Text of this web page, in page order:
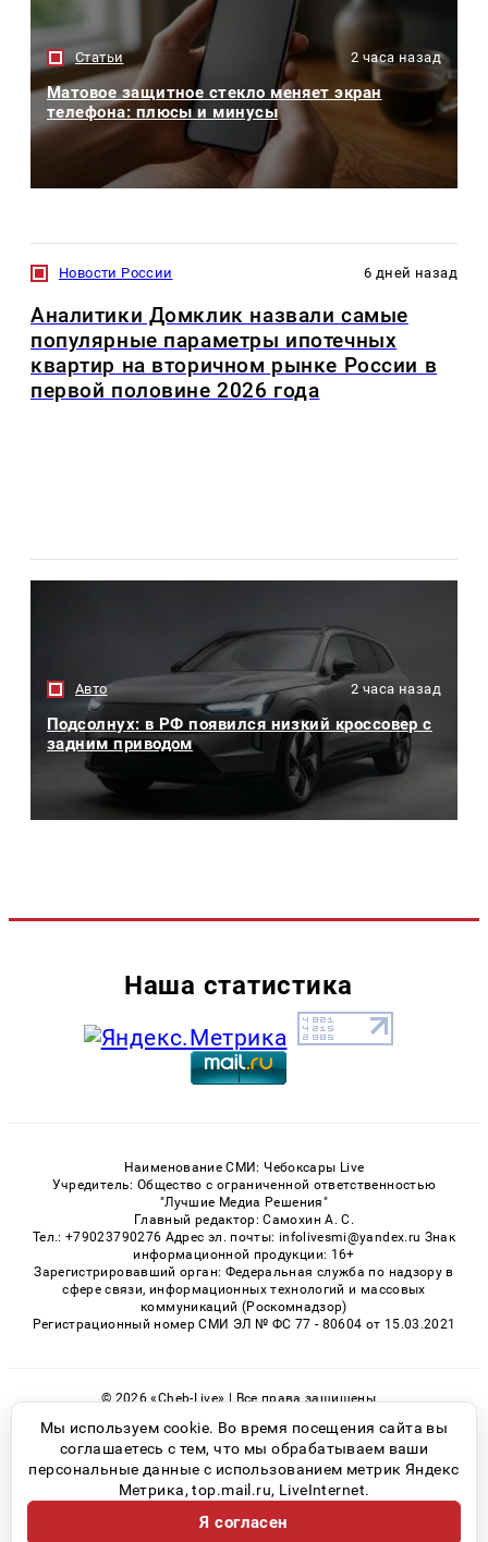
Статьи 2 часа назад
Матовое защитное стекло меняет экран
телефона: плюсы и минусы
Новости России 6 дней назад
Аналитики Домклик назвали самые
популярные параметры ипотечных
квартир на вторичном рынке России в
первой половине 2026 года
Авто 2 часа назад
Подсолнух: в РФ появился низкий кроссовер с
задним приводом
Наша статистика
Наименование СМИ: Чебоксары Live
Учредитель: Общество с ограниченной ответственностью
"Лучшие Медиа Решения"
Главный редактор: Самохин А. С.
Тел.: +79023790276 Адрес эл. почты: infolivesmi@yandex.ru Знак
информационной продукции: 16+
Зарегистрировавший орган: Федеральная служба по надзору в
сфере связи, информационных технологий и массовых
коммуникаций (Роскомнадзор)
Регистрационный номер СМИ ЭЛ № ФС 77 - 80604 от 15.03.2021
© 2026 «Cheb-Live» | Все права защищены
Возрастная категория сайта 16+
Политика конфиденциальности
Мы используем cookie. Во время посещения сайта вы
соглашаетесь с тем, что мы обрабатываем ваши
персональные данные с использованием метрик Яндекс
Метрика, top.mail.ru, LiveInternet.
Я согласен